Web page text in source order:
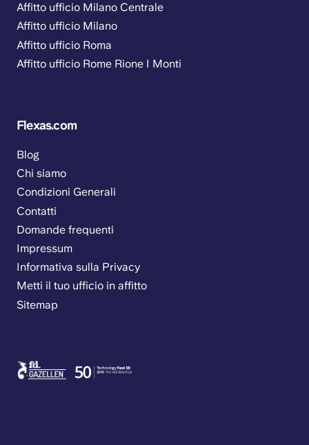
Affitto ufficio Milano Centrale
Affitto ufficio Milano
Affitto ufficio Roma
Affitto ufficio Rome Rione I Monti
Flexas.com
Blog
Chi siamo
Condizioni Generali
Contatti
Domande frequenti
Impressum
Informativa sulla Privacy
Metti il tuo ufficio in affitto
Sitemap